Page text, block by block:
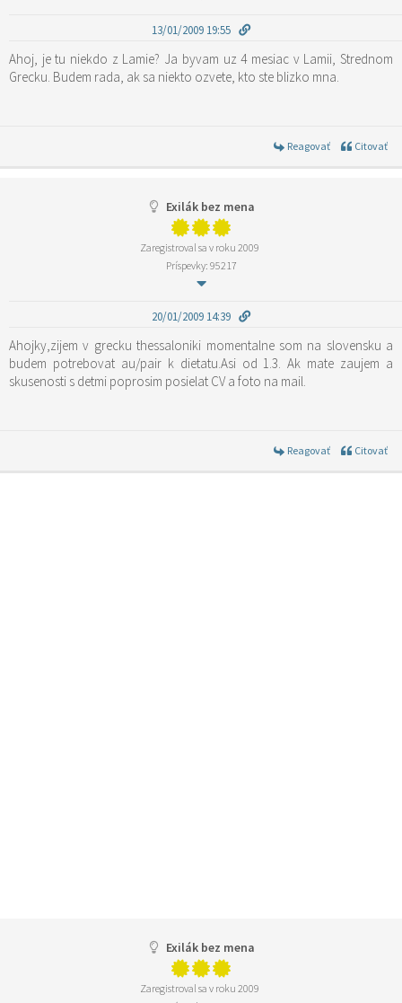
13/01/2009 19:55
Ahoj, je tu niekdo z Lamie? Ja byvam uz 4 mesiac v Lamii, Strednom
Grecku. Budem rada, ak sa niekto ozvete, kto ste blizko mna.
Reagovať Citovať
Exilák bez mena
Zaregistroval sa v roku 2009
Príspevky: 95217
20/01/2009 14:39
Ahojky,zijem v grecku thessaloniki momentalne som na slovensku a
budem potrebovat au/pair k dietatu.Asi od 1.3. Ak mate zaujem a
skusenosti s detmi poprosim posielat CV a foto na mail.
Reagovať Citovať
Exilák bez mena
Zaregistroval sa v roku 2009